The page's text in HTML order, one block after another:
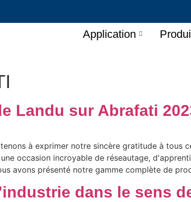
Application
Landu sur Abrafati
à exprimer notre sincère gratitude à tous
occasion incroyable de réseautage,
avons présenté notre gamme complète de
dans le sens